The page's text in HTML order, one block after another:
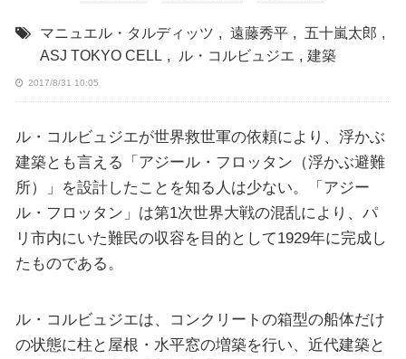
マニュエル・タルディッツ , 遠藤秀平 , 五十嵐太郎 ,
ASJ TOKYO CELL , ル・コルビュジエ , 建築
2017/8/31 10:05
ル・コルビュジエが世界救世軍の依頼により、浮かぶ
建築とも言える「アジール・フロッタン（浮かぶ避難
所）」を設計したことを知る人は少ない。「アジー
ル・フロッタン」は第1次世界大戦の混乱により、パ
リ市内にいた難民の収容を目的として1929年に完成し
たものである。
ル・コルビュジエは、コンクリートの箱型の船体だけ
の状態に柱と屋根・水平窓の増築を行い、近代建築と